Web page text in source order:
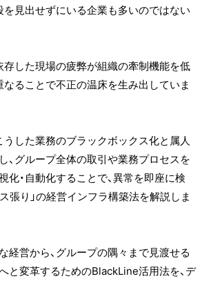
を見出せずにいる企業も多いのではない
存した現場の疲弊が組織の牽制機能を低
なることで不正の温床を生み出していま
うした業務のブラックボックス化と属人
、グループ全体の取引や業務プロセスを
化・自動化することで、異常を即座に検
張り」の経営インフラ構築法を解説しま
経営から、グループの隅々まで見渡せる
と変革するためのBlackLine活用法を、デ